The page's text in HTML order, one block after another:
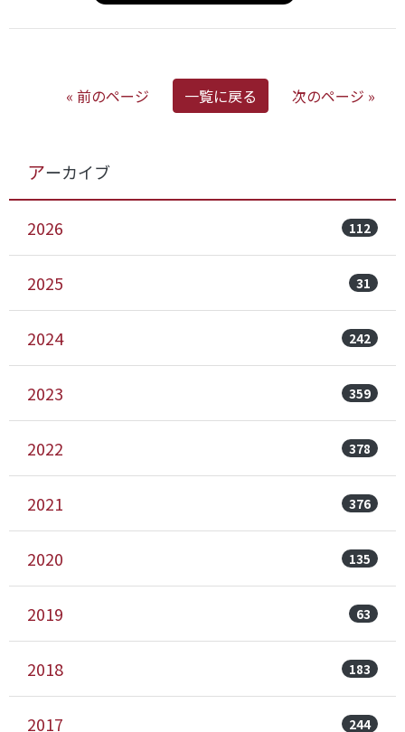
« 前のページ 一覧に戻る 次のページ »
アーカイブ
2026 112
2025 31
2024 242
2023 359
2022 378
2021 376
2020 135
2019 63
2018 183
2017 244